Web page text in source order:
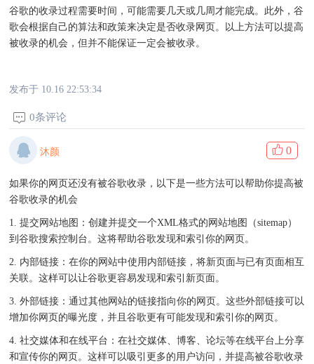
谷歌的收录过程需要时间，可能需要几天或几周才能完成。此外，谷
歌会根据自己的算法和政策来决定是否收录网页。以上方法可以提高
被收录的机会，但并不能保证一定会被收录。
发布于 10.16 22:53:34
0条评论
沐颜 0
如果你的网页还没有被谷歌收录，以下是一些方法可以帮助你提高被
谷歌收录的机会
1. 提交网站地图：创建并提交一个XML格式的网站地图（sitemap）
到谷歌搜索控制台。这将帮助谷歌发现和索引你的网页。
2. 内部链接：在你的网站中使用内部链接，将新页面与已有页面相互
关联。这样可以让谷歌更容易发现和索引新页面。
3. 外部链接：通过其他网站的链接指向你的网页。这些外部链接可以
增加你网页的曝光度，并且谷歌更有可能发现和索引你的网页。
4. 社交媒体和在线平台：在社交媒体、博客、论坛等在线平台上分享
和宣传你的网页。这样可以吸引更多的用户访问，并提高被谷歌收录